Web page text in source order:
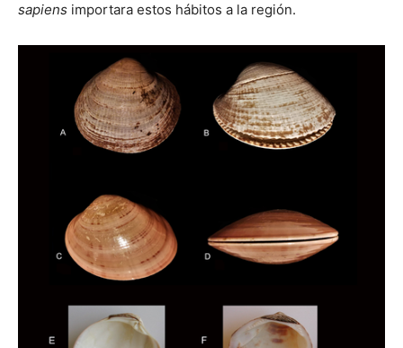
sapiens importara estos hábitos a la región.